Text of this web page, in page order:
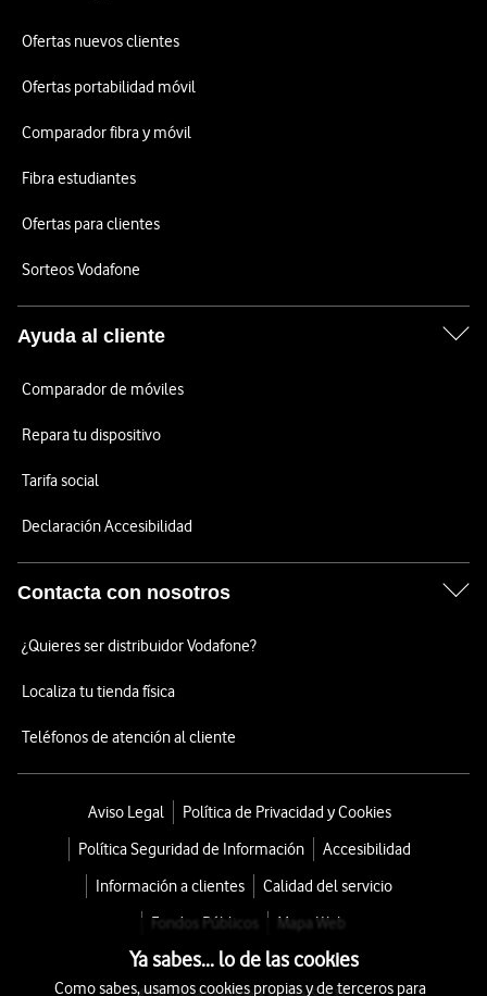
Ofertas nuevos clientes
Ofertas portabilidad móvil
Comparador fibra y móvil
Fibra estudiantes
Ofertas para clientes
Sorteos Vodafone
Ayuda al cliente
Comparador de móviles
Repara tu dispositivo
Tarifa social
Declaración Accesibilidad
Contacta con nosotros
¿Quieres ser distribuidor Vodafone?
Localiza tu tienda física
Teléfonos de atención al cliente
Aviso Legal
Política de Privacidad y Cookies
Política Seguridad de Información
Accesibilidad
Información a clientes
Calidad del servicio
Fondos Públicos
Mapa Web
Ya sabes... lo de las cookies
Como sabes, usamos cookies propias y de terceros para